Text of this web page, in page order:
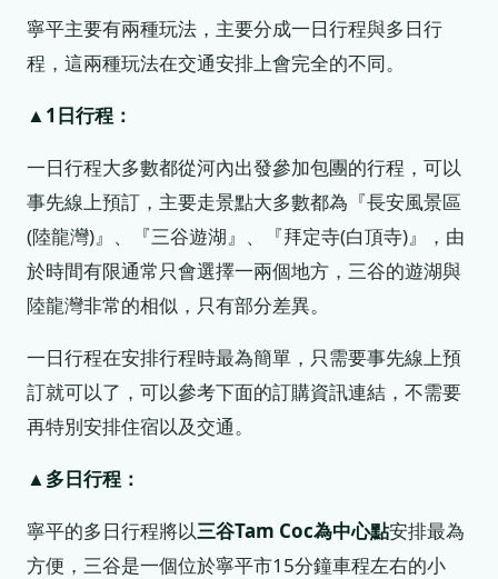
寧平主要有兩種玩法，主要分成一日行程與多日行
程，這兩種玩法在交通安排上會完全的不同。
▲1日行程：
一日行程大多數都從河內出發參加包團的行程，可以
事先線上預訂，主要走景點大多數都為『長安風景區
(陸龍灣)』、『三谷遊湖』、『拜定寺(白頂寺)』，由
於時間有限通常只會選擇一兩個地方，三谷的遊湖與
陸龍灣非常的相似，只有部分差異。
一日行程在安排行程時最為簡單，只需要事先線上預
訂就可以了，可以參考下面的訂購資訊連結，不需要
再特別安排住宿以及交通。
▲多日行程：
寧平的多日行程將以三谷Tam Coc為中心點安排最為
方便，三谷是一個位於寧平市15分鐘車程左右的小